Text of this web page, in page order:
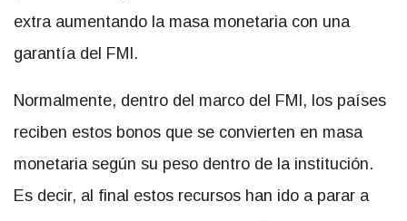
extra aumentando la masa monetaria con una
garantía del FMI.
Normalmente, dentro del marco del FMI, los países
reciben estos bonos que se convierten en masa
monetaria según su peso dentro de la institución.
Es decir, al final estos recursos han ido a parar a